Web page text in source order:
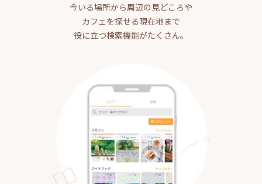
今いる場所から周辺の見どころや
カフェを探せる現在地まで
役に立つ検索機能がたくさん。